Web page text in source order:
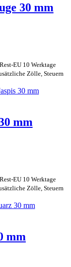
30 mm
EU 10 Werktage
Zölle, Steuern
mm
EU 10 Werktage
Zölle, Steuern
mm